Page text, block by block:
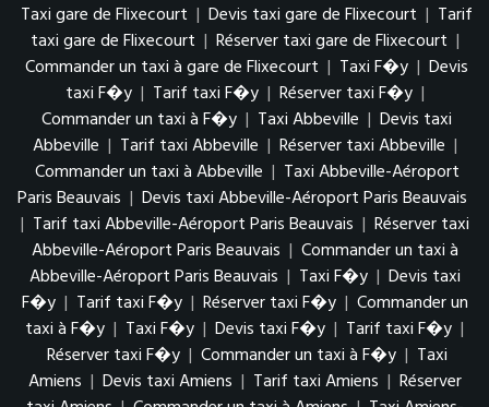
Taxi gare de Flixecourt | Devis taxi gare de Flixecourt | Tarif
taxi gare de Flixecourt | Réserver taxi gare de Flixecourt |
Commander un taxi à gare de Flixecourt | Taxi F�y | Devis
taxi F�y | Tarif taxi F�y | Réserver taxi F�y |
Commander un taxi à F�y | Taxi Abbeville | Devis taxi
Abbeville | Tarif taxi Abbeville | Réserver taxi Abbeville |
Commander un taxi à Abbeville | Taxi Abbeville-Aéroport
Paris Beauvais | Devis taxi Abbeville-Aéroport Paris Beauvais
| Tarif taxi Abbeville-Aéroport Paris Beauvais | Réserver taxi
Abbeville-Aéroport Paris Beauvais | Commander un taxi à
Abbeville-Aéroport Paris Beauvais | Taxi F�y | Devis taxi
F�y | Tarif taxi F�y | Réserver taxi F�y | Commander un
taxi à F�y | Taxi F�y | Devis taxi F�y | Tarif taxi F�y |
Réserver taxi F�y | Commander un taxi à F�y | Taxi
Amiens | Devis taxi Amiens | Tarif taxi Amiens | Réserver